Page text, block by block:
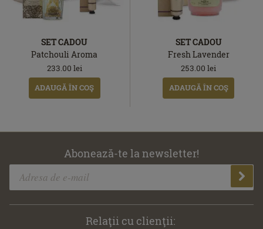
SET CADOU
Patchouli Aroma
233.00 lei
ADAUGĂ ÎN COŞ
SET CADOU
Fresh Lavender
253.00 lei
ADAUGĂ ÎN COŞ
Abonează-te la newsletter!
Relaţii cu clienţii: